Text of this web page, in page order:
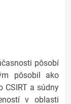
pôsobí
pôsobil ako
CSIRT a súdny
v oblasti